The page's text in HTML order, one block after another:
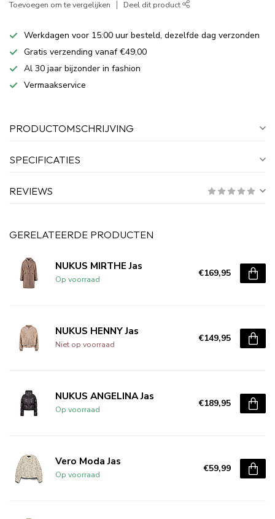
Toevoegen om te vergelijken Deel dit product
Werkdagen voor 15:00 uur besteld, dezelfde dag verzonden
Gratis verzending vanaf €49,00
Al 30 jaar bijzonder in fashion
Vermaakservice
PRODUCTOMSCHRIJVING
SPECIFICATIES
REVIEWS
GERELATEERDE PRODUCTEN
NUKUS MIRTHE Jas
Op voorraad
€169,95
NUKUS HENNY Jas
Niet op voorraad
€149,95
NUKUS ANGELINA Jas
Op voorraad
€189,95
Vero Moda Jas
Op voorraad
€59,99